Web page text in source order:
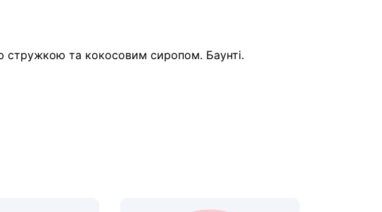
стружкою та кокосовим сиропом. Баунті.